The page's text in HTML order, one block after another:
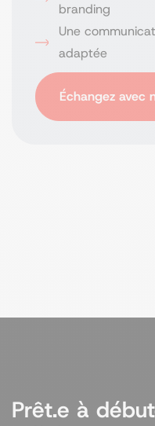
branding
Une
adaptée
Échangez avec
Prêt.e à